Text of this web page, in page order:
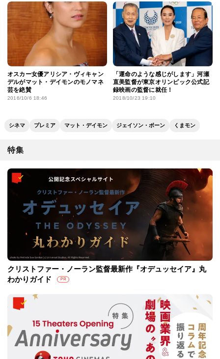
オスカー女優アリシア・ヴィキャン
デルがマット・デイモンのモノマネ
芸を絶賛
2016/10/6 18:46
「運命のような感じがします」河瀬
直美監督が東京オリンピック公式記
録映画の監督に就任！
2018/10/23 19:10
シネマ プレミア マット・デイモン ジェイソン・ボーン くまモン
特集
クリストファー・ノーラン監督最新作『オデュッセイア』丸
わかりガイド
PR